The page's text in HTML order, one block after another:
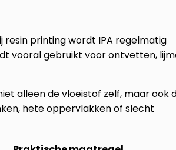
printing wordt IPA regelmatig
vooral gebruikt voor ontvetten,
alleen de vloeistof zelf, maar ook
hete oppervlakken of slecht